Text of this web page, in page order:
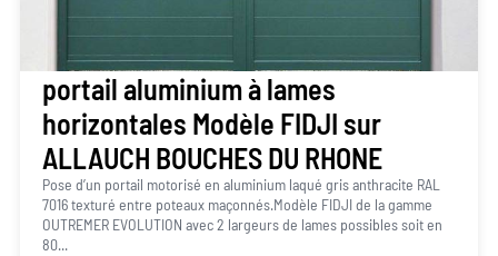
portail aluminium à lames
horizontales Modèle FIDJI sur
ALLAUCH BOUCHES DU RHONE
Pose d’un portail motorisé en aluminium laqué gris anthracite RAL
7016 texturé entre poteaux maçonnés.Modèle FIDJI de la gamme
OUTREMER EVOLUTION avec 2 largeurs de lames possibles soit en
80...